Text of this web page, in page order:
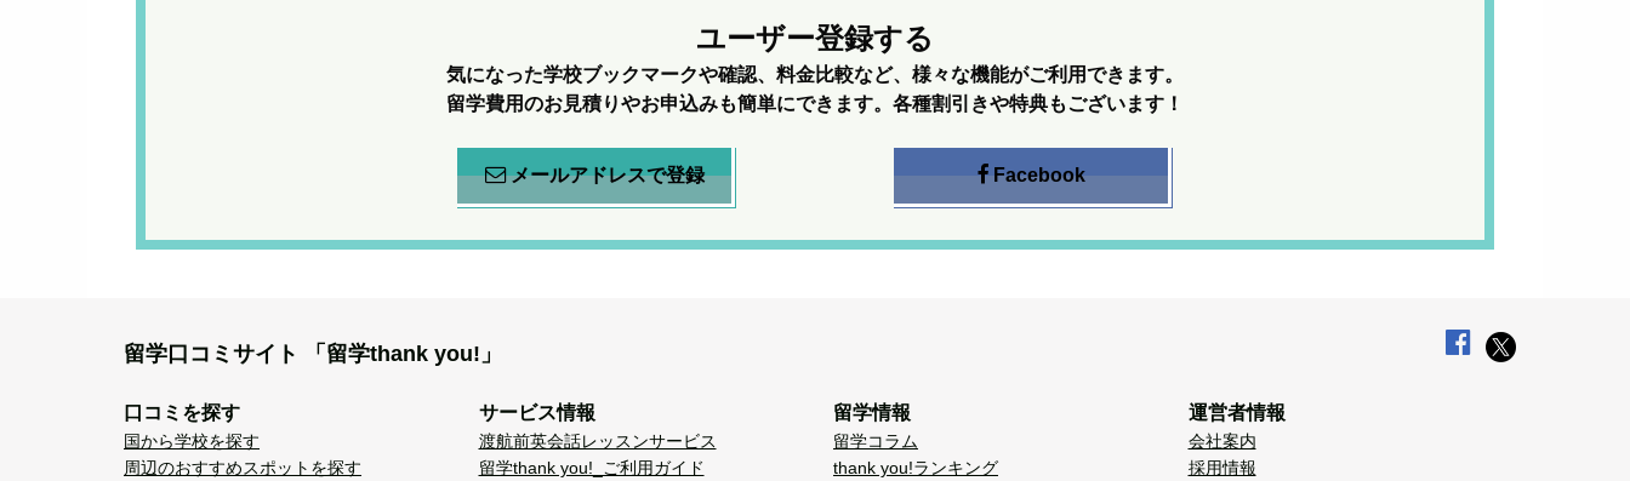
ユーザー登録する
気になった学校ブックマークや確認、料金比較など、様々な機能がご利用できます。
留学費用のお見積りやお申込みも簡単にできます。各種割引きや特典もございます！
メールアドレスで登録 Facebook
留学口コミサイト 「留学thank you!」
口コミを探す
国から学校を探す
周辺のおすすめスポットを探す
サービス情報
渡航前英会話レッスンサービス
留学thank you!_ご利用ガイド
留学情報
留学コラム
thank you!ランキング
運営者情報
会社案内
採用情報